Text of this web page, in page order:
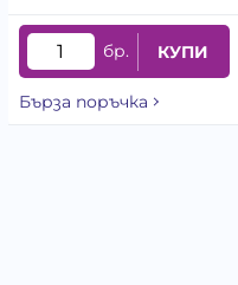
бр. КУПИ
Бърза поръчка